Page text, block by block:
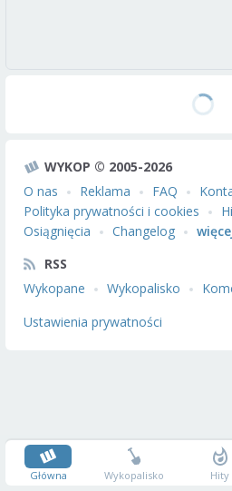
WYKOP © 2005-2026
O nas
Reklama FAQ
Polityka prywatności i cookies
Osiągnięcia
Changelog
RSS
Wykopane
Wykopalisko
Ustawienia prywatności
Główna Wykopalisko Hity